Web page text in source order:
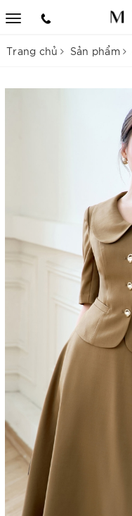
Trang chủ Sản phẩm